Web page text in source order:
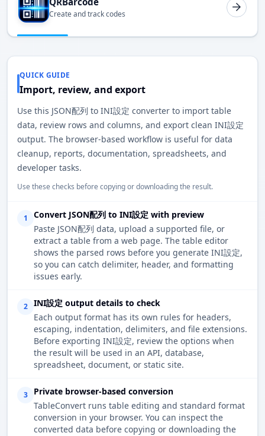
Create and track codes
QUICK GUIDE
Import, review, and export
Use this JSON配列 to INI設定 converter to import table
data, review rows and columns, and export clean INI設定
output. The browser-based workflow is useful for data
cleanup, reports, documentation, spreadsheets, and
developer tasks.
Use these checks before copying or downloading the result.
1
Convert JSON配列 to INI設定 with preview
Paste JSON配列 data, upload a supported file, or
extract a table from a web page. The table editor
shows the parsed rows before you generate INI設定,
so you can catch delimiter, header, and formatting
issues early.
2
INI設定 output details to check
Each output format has its own rules for headers,
escaping, indentation, delimiters, and file extensions.
Before exporting INI設定, review the options when
the result will be used in an API, database,
spreadsheet, document, or static site.
3
Private browser-based conversion
TableConvert runs table editing and standard format
conversion in your browser. You can inspect the
converted data before copying or downloading the